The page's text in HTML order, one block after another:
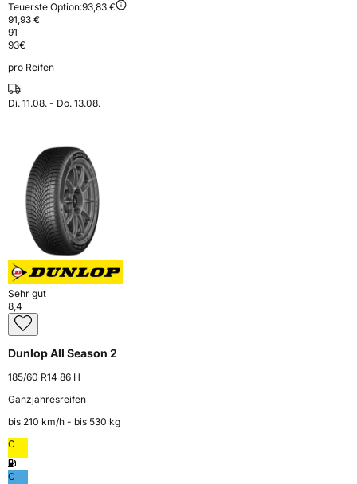
Teuerste Option:93,83 €
91,93 €
91
93€
pro Reifen
Di. 11.08. - Do. 13.08.
Sehr gut
8,4
Dunlop All Season 2
185/60 R14 86 H
Ganzjahresreifen
bis 210 km⁠/⁠h - bis 530 kg
C
C